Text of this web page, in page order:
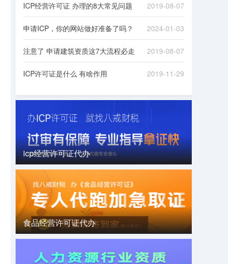
前并不少见。
ICP经营许可证 办理的8大常见问题 2019-08-07
申请ICP，你的网站做好准备了吗？ 2024-01-03
注意了 申请建筑资质这7大流程必走 2019-08-07
ICP许可证是什么 有啥作用 2019-11-29
icp经营许可证代办
食品经营许可证代办